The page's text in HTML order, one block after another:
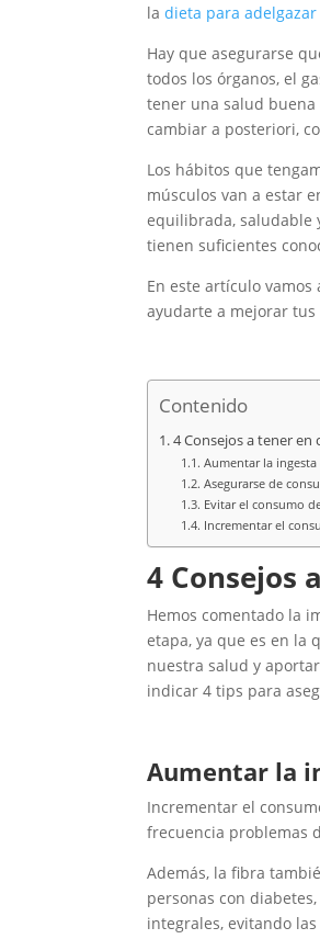
ladieta para adelgazar
Hay que asegurarse
todos los órganos, el
tener una salud
cambiar a posteriori,
Los hábitos que
músculos van a estar
equilibrada, saludable
tienen suficientes
En este artículo
ayudarte a mejorar tus
Contenido
4 Consejos a tener
Aumentar la
Asegurarse de
Evitar el consumo
Incrementar el
4 Consejos
Hemos comentado la
etapa, ya que es en la
nuestra salud y
indicar 4 tips para
Aumentar la
Incrementar el
frecuencia problemas
Además, la fibra
personas con
integrales, evitando